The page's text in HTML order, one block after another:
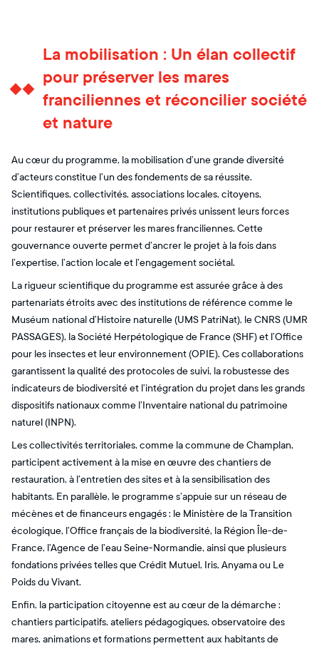
La mobilisation : Un élan collectif
pour préserver les mares
franciliennes et réconcilier société
et nature
Au cœur du programme, la mobilisation d’une grande diversité
d’acteurs constitue l’un des fondements de sa réussite.
Scientifiques, collectivités, associations locales, citoyens,
institutions publiques et partenaires privés unissent leurs forces
pour restaurer et préserver les mares franciliennes. Cette
gouvernance ouverte permet d’ancrer le projet à la fois dans
l’expertise, l’action locale et l’engagement sociétal.
La rigueur scientifique du programme est assurée grâce à des
partenariats étroits avec des institutions de référence comme le
Muséum national d’Histoire naturelle (UMS PatriNat), le CNRS (UMR
PASSAGES), la Société Herpétologique de France (SHF) et l’Office
pour les insectes et leur environnement (OPIE). Ces collaborations
garantissent la qualité des protocoles de suivi, la robustesse des
indicateurs de biodiversité et l’intégration du projet dans les grands
dispositifs nationaux comme l’Inventaire national du patrimoine
naturel (INPN).
Les collectivités territoriales, comme la commune de Champlan,
participent activement à la mise en œuvre des chantiers de
restauration, à l’entretien des sites et à la sensibilisation des
habitants. En parallèle, le programme s’appuie sur un réseau de
mécènes et de financeurs engagés : le Ministère de la Transition
écologique, l’Office français de la biodiversité, la Région Île-de-
France, l’Agence de l’eau Seine-Normandie, ainsi que plusieurs
fondations privées telles que Crédit Mutuel, Iris, Anyama ou Le
Poids du Vivant.
Enfin, la participation citoyenne est au cœur de la démarche :
chantiers participatifs, ateliers pédagogiques, observatoire des
mares, animations et formations permettent aux habitants de